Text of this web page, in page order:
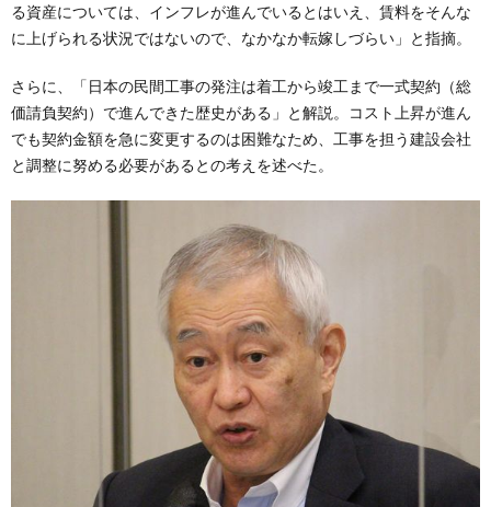
る資産については、インフレが進んでいるとはいえ、賃料をそんな
に上げられる状況ではないので、なかなか転嫁しづらい」と指摘。
さらに、「日本の民間工事の発注は着工から竣工まで一式契約（総
価請負契約）で進んできた歴史がある」と解説。コスト上昇が進ん
でも契約金額を急に変更するのは困難なため、工事を担う建設会社
と調整に努める必要があるとの考えを述べた。